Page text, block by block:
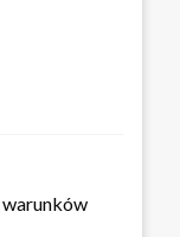
warunków